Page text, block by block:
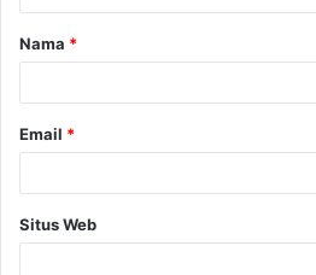
a
r
Nama *
Email *
Situs Web